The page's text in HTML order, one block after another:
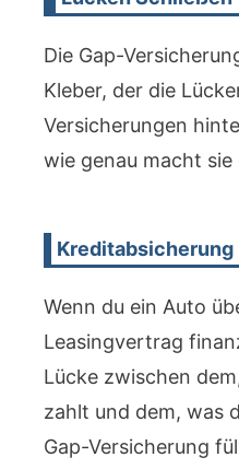
Die Gap-
Kleber, der die
Versicherungen
wie genau macht sie
Kreditabsicherung
Wenn du ein Auto
Leasingvertrag
Lücke zwischen
zahlt und dem, was
Gap-Versicherung